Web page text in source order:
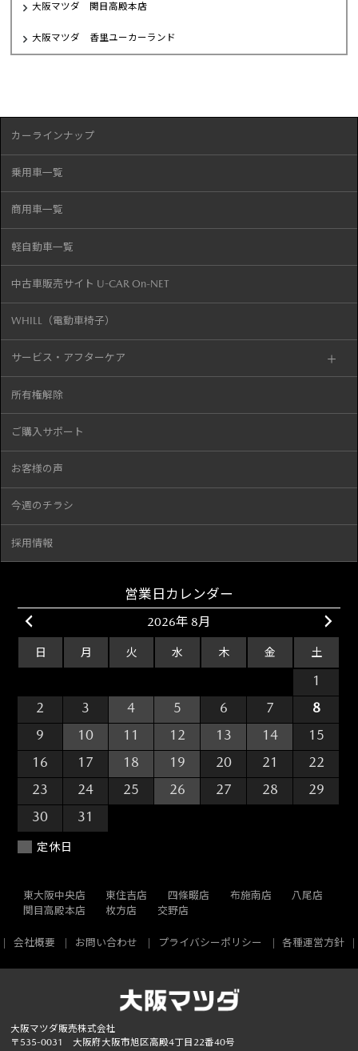
大阪マツダ 関目高殿本店
大阪マツダ 香里ユーカーランド
カーラインナップ
乗用車一覧
商用車一覧
軽自動車一覧
中古車販売サイト U-CAR On-NET
WHILL（電動車椅子）
サービス・アフターケア
所有権解除
ご購入サポート
お客様の声
今週のチラシ
採用情報
営業日カレンダー
2026年 8月
日 月 火 水 木 金 土
1
2
3 4 5 6 7
8
9
10 11 12 13 14
15
16
17 18 19 20 21
22
23
24 25 26 27 28
29
30
31
定休日
東大阪中央店 東住吉店 四條畷店 布施南店
八尾店
関目高殿本店
枚方店 交野店
会社概要 お問い合わせ プライバシーポリシー 各種運営方針
大阪マツダ販売株式会社
〒535-0031 大阪府大阪市旭区高殿4丁目22番40号